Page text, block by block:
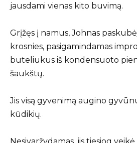
jausdami vienas kito buvimą.
Grįžęs į namus, Johnas
krosnies, pasigamindamas
buteliukus iš kondensuoto
šaukštų.
Jis visą gyvenimą augino
kūdikių.